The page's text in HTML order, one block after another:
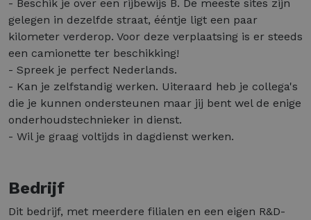
- Beschik je over een rijbewijs B. De meeste sites zijn
gelegen in dezelfde straat, ééntje ligt een paar
kilometer verderop. Voor deze verplaatsing is er steeds
een camionette ter beschikking!
- Spreek je perfect Nederlands.
- Kan je zelfstandig werken. Uiteraard heb je collega's
die je kunnen ondersteunen maar jij bent wel de enige
onderhoudstechnieker in dienst.
- Wil je graag voltijds in dagdienst werken.
Bedrijf
Dit bedrijf, met meerdere filialen en een eigen R&D-